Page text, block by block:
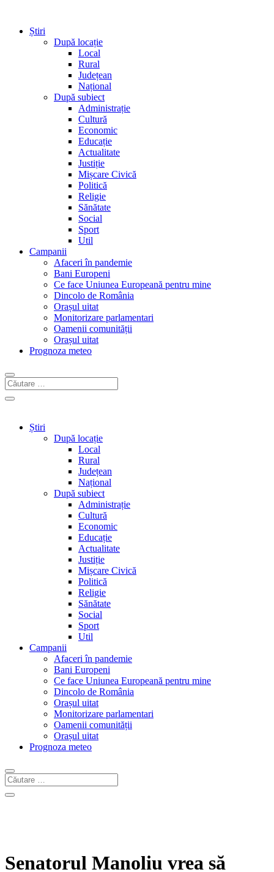
Știri
După locație
Local
Rural
Județean
Național
După subiect
Administrație
Cultură
Economic
Educație
Actualitate
Justiție
Mișcare Civică
Politică
Religie
Sănătate
Social
Sport
Util
Campanii
Afaceri în pandemie
Bani Europeni
Ce face Uniunea Europeană pentru mine
Dincolo de România
Orașul uitat
Monitorizare parlamentari
Oamenii comunității
Orașul uitat
Prognoza meteo
Știri
După locație
Local
Rural
Județean
Național
După subiect
Administrație
Cultură
Economic
Educație
Actualitate
Justiție
Mișcare Civică
Politică
Religie
Sănătate
Social
Sport
Util
Campanii
Afaceri în pandemie
Bani Europeni
Ce face Uniunea Europeană pentru mine
Dincolo de România
Orașul uitat
Monitorizare parlamentari
Oamenii comunității
Orașul uitat
Prognoza meteo
Senatorul Manoliu vrea să